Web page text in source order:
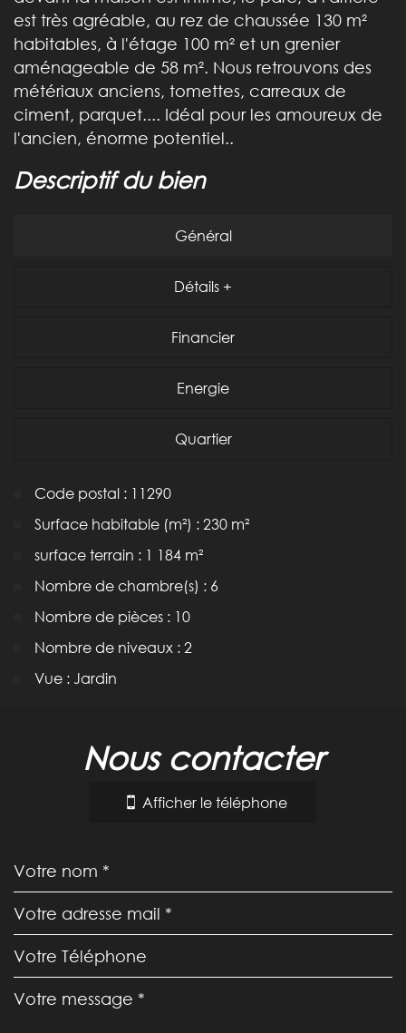
est très agréable, au rez de chaussée 130 m²
habitables, à l'étage 100 m² et un grenier
aménageable de 58 m². Nous retrouvons des
métériaux anciens, tomettes, carreaux de
ciment, parquet.... Idéal pour les amoureux de
l'ancien, énorme potentiel..
descriptif du bien
Général
Détails +
Financier
Energie
Quartier
Code postal : 11290
Surface habitable (m²) : 230 m²
surface terrain : 1 184 m²
Nombre de chambre(s) : 6
Nombre de pièces : 10
Nombre de niveaux : 2
Vue : Jardin
nous contacter
Afficher le téléphone